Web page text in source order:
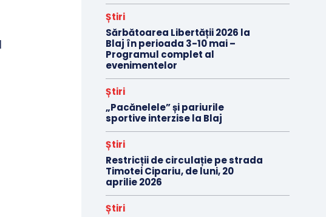
Știri
Sărbătoarea Libertății 2026 la
Blaj în perioada 3-10 mai –
Programul complet al
evenimentelor
Știri
„Pacănelele” și pariurile
sportive interzise la Blaj
Știri
Restricții de circulație pe strada
Timotei Cipariu, de luni, 20
aprilie 2026
Știri